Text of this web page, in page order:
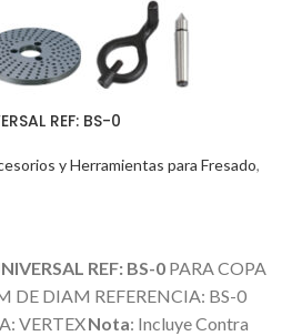
REF: BS-0
y Herramientas para Fresado,
REF: BS-0 PARA COPA
DE DIAM REFERENCIA: BS-0
VERTEXNota: Incluye Contra